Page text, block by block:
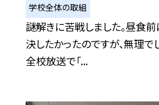
学校全体の取組
謎解きに苦戦しました。昼食
決したかったのですが、無理で
全校放送で「...